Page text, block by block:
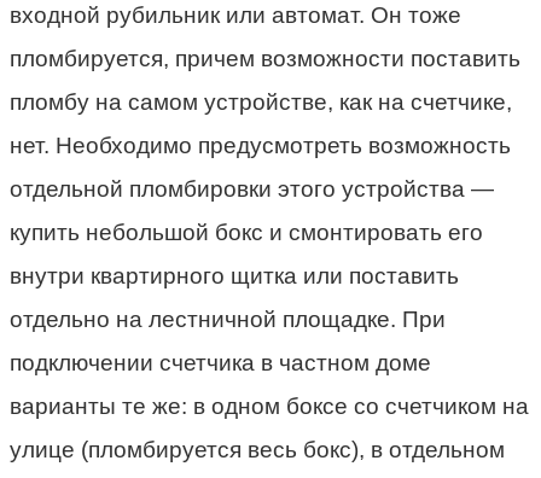
входной рубильник или автомат. Он тоже
пломбируется, причем возможности поставить
пломбу на самом устройстве, как на счетчике,
нет. Необходимо предусмотреть возможность
отдельной пломбировки этого устройства —
купить небольшой бокс и смонтировать его
внутри квартирного щитка или поставить
отдельно на лестничной площадке. При
подключении счетчика в частном доме
варианты те же: в одном боксе со счетчиком на
улице (пломбируется весь бокс), в отдельном